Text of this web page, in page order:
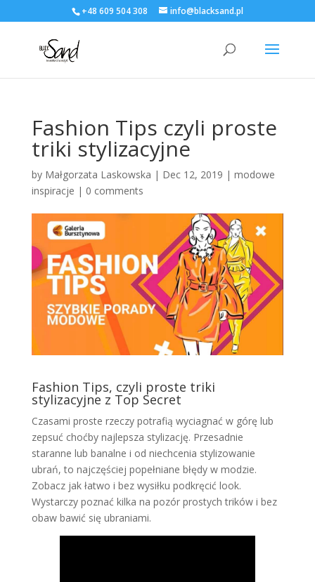
+48 609 504 308 info@blacksand.pl
Fashion Tips czyli proste
triki stylizacyjne
by Małgorzata Laskowska | Dec 12, 2019 | modowe
inspiracje | 0 comments
Fashion Tips, czyli proste triki
stylizacyjne z Top Secret
Czasami proste rzeczy potrafią wyciagnać w górę lub
zepsuć choćby najlepsza stylizację. Przesadnie
staranne lub banalne i od niechcenia stylizowanie
ubrań, to najczęściej popełniane błędy w modzie.
Zobacz jak łatwo i bez wysiłku podkręcić look.
Wystarczy poznać kilka na pozór prostych trików i bez
obaw bawić się ubraniami.